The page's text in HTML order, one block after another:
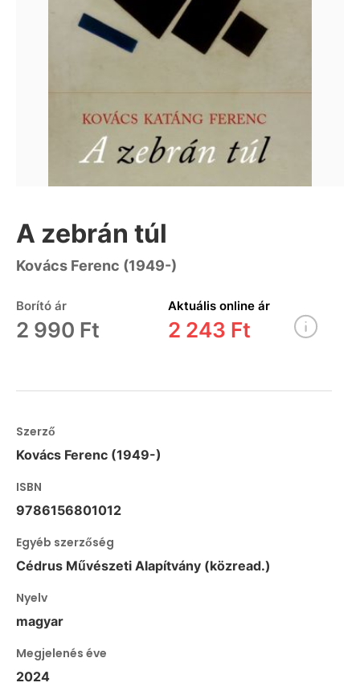
A zebrán túl
Kovács Ferenc (1949-)
Borító ár
2 990 Ft
Aktuális online ár
2 243 Ft
Szerző
Kovács Ferenc (1949-)
ISBN
9786156801012
Egyéb szerzőség
Cédrus Művészeti Alapítvány (közread.)
Nyelv
magyar
Megjelenés éve
2024